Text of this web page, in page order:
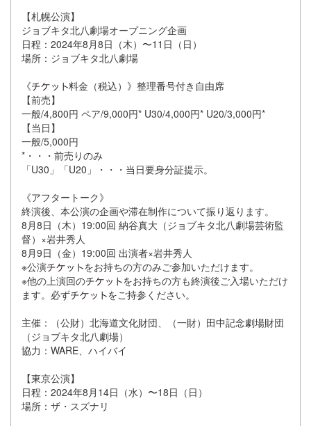
【札幌公演】
ジョブキタ北八劇場オープニング企画
日程：2024年8月8日（木）〜11日（日）
場所：ジョブキタ北八劇場
《
料金（税込）》整理番号付き自由席
【前売】
一般/4,800円 ペア/9,000円* U30/4,000円* U20/3,000円*
【当日】
一般/5,000円
*・・・前売りのみ
「U30」「U20」・・・当日要身分証提示。
《アフタートーク》
終演後、本公演の企画や滞在制作について振り返ります。
8月8日（木）19:00回 納谷真大（ジョブキタ北八劇場芸術監
督）×岩井秀人
8月9日（金）19:00回 出演者×岩井秀人
※公演
をお持ちの方のみご参加いただけます。
※他の上演回の
をお持ちの方も終演後ご入場いただけ
ます。必ず
をご持参ください。
主催：（公財）北海道文化財団、（一財）田中記念劇場財団
（ジョブキタ北八劇場）
協力：WARE、ハイバイ
【東京公演】
日程：2024年8月14日（水）〜18日（日）
場所：ザ・スズナリ